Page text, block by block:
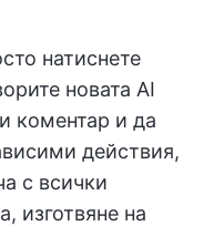
натиснете
новата AI
коментар и да
действия,
с всички
изготвяне на